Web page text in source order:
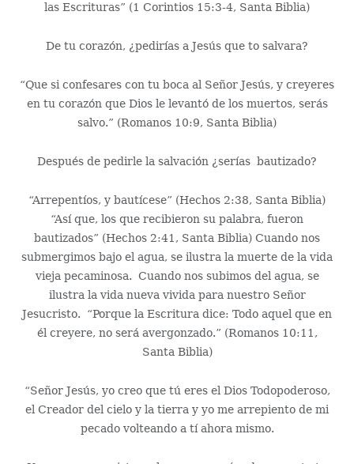
las Escrituras” (1 Corintios 15:3-4, Santa Biblia)
De tu corazón, ¿pedirías a Jesús que to salvara?
“Que si confesares con tu boca al Señor Jesús, y creyeres
en tu corazón que Dios le levantó de los muertos, serás
salvo.” (Romanos 10:9, Santa Biblia)
Después de pedirle la salvación ¿serías bautizado?
“Arrepentíos, y bautícese” (Hechos 2:38, Santa Biblia)
“Así que, los que recibieron su palabra, fueron
bautizados” (Hechos 2:41, Santa Biblia) Cuando nos
submergimos bajo el agua, se ilustra la muerte de la vida
vieja pecaminosa. Cuando nos subimos del agua, se
ilustra la vida nueva vivida para nuestro Señor
Jesucristo. “Porque la Escritura dice: Todo aquel que en
él creyere, no será avergonzado.” (Romanos 10:11,
Santa Biblia)
“Señor Jesús, yo creo que tú eres el Dios Todopoderoso,
el Creador del cielo y la tierra y yo me arrepiento de mi
pecado volteando a tí ahora mismo.